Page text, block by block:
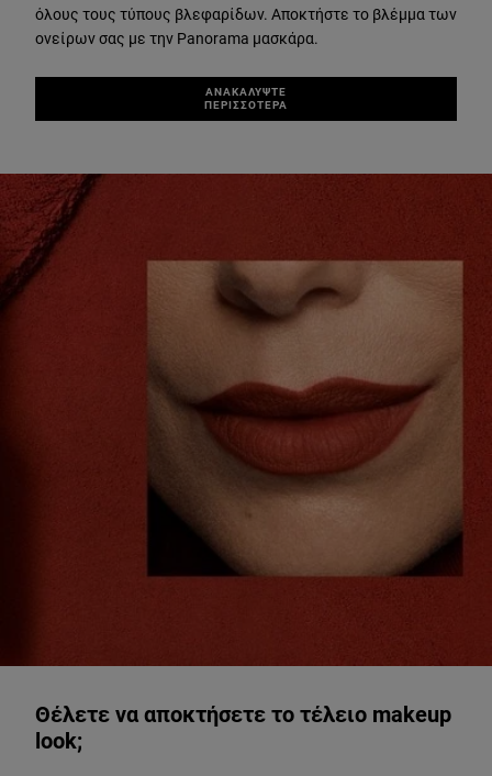
όλους τους τύπους βλεφαρίδων. Αποκτήστε το βλέμμα των
ονείρων σας με την Panorama μασκάρα.
ΑΝΑΚΑΛΥΨΤΕ
ΠΕΡΙΣΣΟΤΕΡΑ
Θέλετε να αποκτήσετε το τέλειο makeup
look;